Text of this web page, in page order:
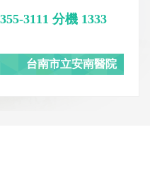
3111 分機 1333
台南市立安南醫院